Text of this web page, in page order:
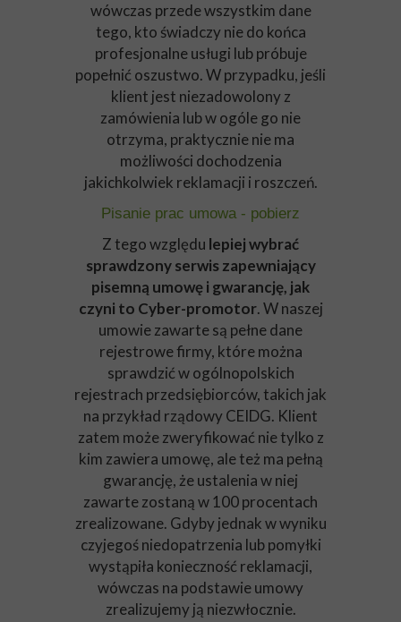
wówczas przede wszystkim dane
tego, kto świadczy nie do końca
profesjonalne usługi lub próbuje
popełnić oszustwo. W przypadku, jeśli
klient jest niezadowolony z
zamówienia lub w ogóle go nie
otrzyma, praktycznie nie ma
możliwości dochodzenia
jakichkolwiek reklamacji i roszczeń.
Pisanie prac umowa - pobierz
Z tego względu lepiej wybrać
sprawdzony serwis zapewniający
pisemną umowę i gwarancję, jak
czyni to Cyber-promotor. W naszej
umowie zawarte są pełne dane
rejestrowe firmy, które można
sprawdzić w ogólnopolskich
rejestrach przedsiębiorców, takich jak
na przykład rządowy CEIDG. Klient
zatem może zweryfikować nie tylko z
kim zawiera umowę, ale też ma pełną
gwarancję, że ustalenia w niej
zawarte zostaną w 100 procentach
zrealizowane. Gdyby jednak w wyniku
czyjegoś niedopatrzenia lub pomyłki
wystąpiła konieczność reklamacji,
wówczas na podstawie umowy
zrealizujemy ją niezwłocznie.